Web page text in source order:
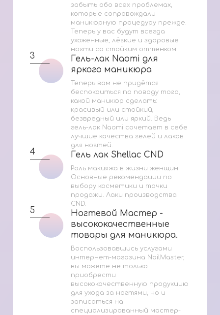
забыть обо всех проблемах,
которые сопровождали
маникюрную процедуру прежде.
Теперь у вас будут всегда
ухоженные, лёгкие и здоровые
ногти со стойким оттенком.
3
Гель-лак Naomi для
яркого маникюра
Гель-лак Naomi для
яркого маникюра
Теперь вам не придётся
беспокоиться по поводу того,
какой маникюр сделать:
красивый или стойкий,
безвредный или яркий. Ведь
гель-лак Naomi сочетает в себе
лучшие качества гелей и лаков
для ногтей.
4 Гель лак Shellac CND
Гель лак Shellac CND
Роль макияжа в жизни женщин.
Основные рекомендации по
выбору косметики и точки
продажи. Лаки производства
CND.
5
Ногтевой Мастер -
высококачественные
товары для маникюра.
Ногтевой Мастер -
высококачественные
товары для маникюра.
Воспользовавшись услугами
интернет-магазина NailMaster,
вы можете не только
приобрести
высококачественную продукцию
для ухода за ногтями, но и
записаться на
специализированный мастер-